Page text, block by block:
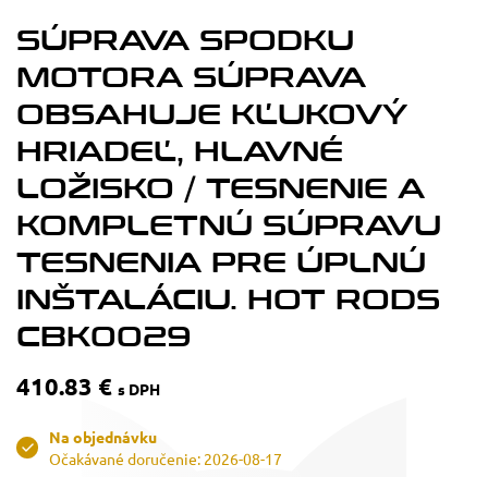
SÚPRAVA SPODKU
MOTORA SÚPRAVA
OBSAHUJE KĽUKOVÝ
HRIADEĽ, HLAVNÉ
LOŽISKO / TESNENIE A
KOMPLETNÚ SÚPRAVU
TESNENIA PRE ÚPLNÚ
INŠTALÁCIU. HOT RODS
CBK0029
410.83 € s DPH
Na objednávku
Očakávané doručenie: 2026-08-17